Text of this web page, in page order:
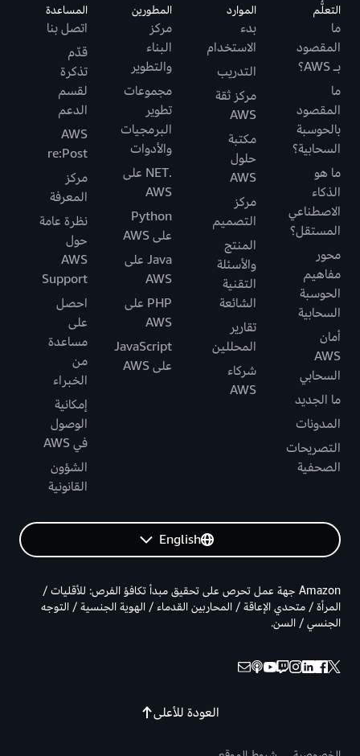
التعلُّم
ما
المقصود
بـ AWS؟
ما
المقصود
بالحوسبة
السحابية؟
ما هو
الذكاء
الاصطناعي
المستقل؟
محور
مفاهيم
الحوسبة
السحابية
أمان
AWS
السحابي
ما الجديد
المدونات
التصريحات
الصحفية
الموارد
بدء
الاستخدام
التدريب
مركز ثقة
AWS
مكتبة
حلول
AWS
مركز
التصميم
المنتج
والأسئلة
التقنية
الشائعة
تقارير
المحللين
شركاء
AWS
المطورين
مركز
البناء
والتطوير
مجموعات
تطوير
البرمجيات
والأدوات
.NET على
AWS
Python
على AWS
Java على
AWS
PHP على
AWS
JavaScript
على AWS
المساعدة
اتصل بنا
قدّم
تذكرة
لقسم
الدعم
AWS
re:Post
مركز
المعرفة
نظرة عامة
حول
AWS
Support
احصل
على
مساعدة
من
الخبراء
إمكانية
الوصول
في AWS
الشؤون
القانونية
English
العودة للأعلى
Amazon جهة عمل تحرص على تحقيق مبدأ تكافؤ الفرص: للأقليات /
المرأة / متحدي الإعاقة / المحاربين القدماء / الهوية الجنسية / التوجه
الجنسي / السن.